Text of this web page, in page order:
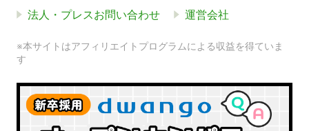
法人・プレスお問い合わせ 運営会社
※本サイトはアフィリエイトプログラムによる収益を得ていま
す